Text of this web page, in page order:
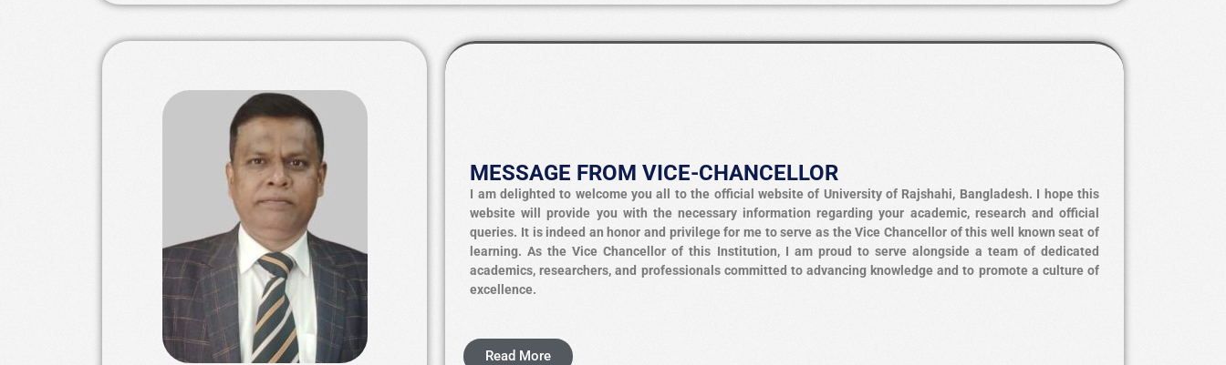
MESSAGE FROM VICE-CHANCELLOR
I am delighted to welcome you all to the official website of University of Rajshahi, Bangladesh. I hope this
website will provide you with the necessary information regarding your academic, research and official
queries. It is indeed an honor and privilege for me to serve as the Vice Chancellor of this well known seat of
learning. As the Vice Chancellor of this Institution, I am proud to serve alongside a team of dedicated
academics, researchers, and professionals committed to advancing knowledge and to promote a culture of
excellence.
Read More